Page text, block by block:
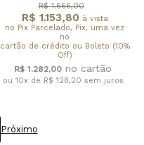
R$ 1.153,80 à vista
no Pix Parcelado, Pix, uma vez
no
cartão de crédito ou Boleto (10%
Off)
R$ 1.666,00
R$ 1.282,00
ou 10x de R$ 128,20 sem juros
Próximo